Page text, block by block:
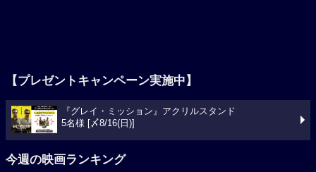
【プレゼントキャンペーン実施中】
『グレイ・ミッション』アクリルスタンド
5名様 [〆8/16(日)]
今週の映画ランキング